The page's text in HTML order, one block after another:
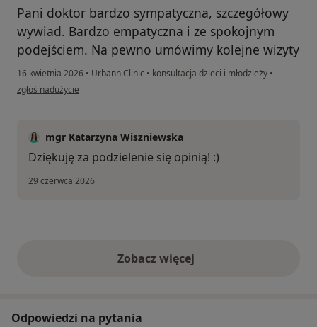
Pani doktor bardzo sympatyczna, szczegółowy
wywiad. Bardzo empatyczna i ze spokojnym
podejściem. Na pewno umówimy kolejne wizyty
16 kwietnia 2026 • Urbann Clinic • konsultacja dzieci i młodzieży •
w opinii użytkownika Paulina
zgłoś nadużycie
mgr Katarzyna Wiszniewska
Dziękuję za podzielenie się opinią! :)
29 czerwca 2026
Zobacz więcejopinie powyżej
Odpowiedzi na pytania